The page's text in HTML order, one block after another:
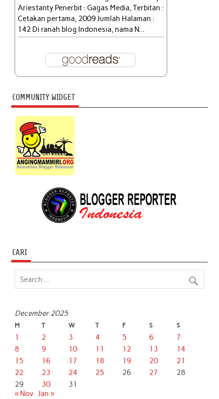
Ariestanty Penerbit : Gagas Media, Terbitan :
Cetakan pertama, 2009 Jumlah Halaman :
142 Di ranah blog Indonesia, nama N...
COMMUNITY WIDGET
CARI
December 2025
M T W T F S S
1 2 3 4 5 6
7
8
9 10 11 12 13
14
15
16 17 18 19 20
21
22
23 24 25 26 27
28
29
30
31
« Nov Jan »